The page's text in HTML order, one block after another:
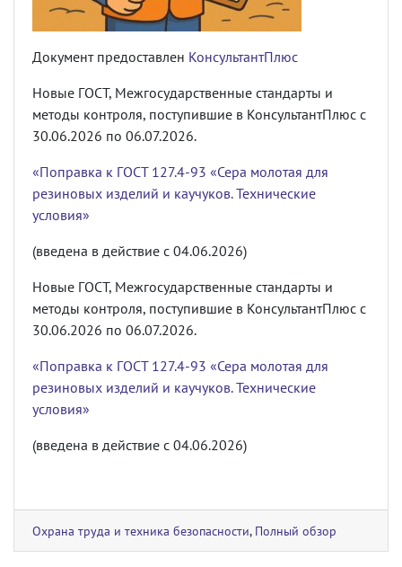
Документ предоставлен КонсультантПлюс
Новые ГОСТ, Межгосударственные стандарты и
методы контроля, поступившие в КонсультантПлюс с
30.06.2026 по 06.07.2026.
«Поправка к ГОСТ 127.4-93 «Сера молотая для
резиновых изделий и каучуков. Технические
условия»
(введена в действие с 04.06.2026)
Новые ГОСТ, Межгосударственные стандарты и
методы контроля, поступившие в КонсультантПлюс с
30.06.2026 по 06.07.2026.
«Поправка к ГОСТ 127.4-93 «Сера молотая для
резиновых изделий и каучуков. Технические
условия»
(введена в действие с 04.06.2026)
Охрана труда и техника безопасности, Полный обзор